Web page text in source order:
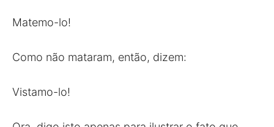
Matemo-lo!
Como não mataram, então, dizem:
Vistamo-lo!